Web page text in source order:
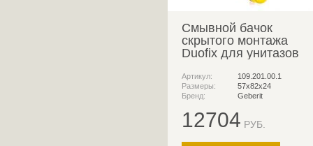
Смывной бачок
скрытого монтажа
Duofix для унитазов
Артикул:
109.201.00.1
Размеры:
57x82x24
Бренд:
Geberit
12704 РУБ.